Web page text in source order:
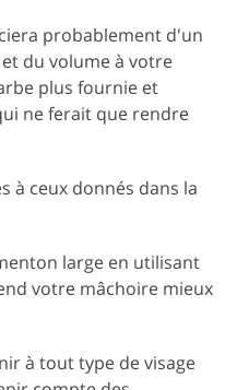
probablement d'un
du volume à votre
plus fournie et
ne ferait que rendre
à ceux donnés dans la
large en utilisant
votre mâchoire mieux
à tout type de visage